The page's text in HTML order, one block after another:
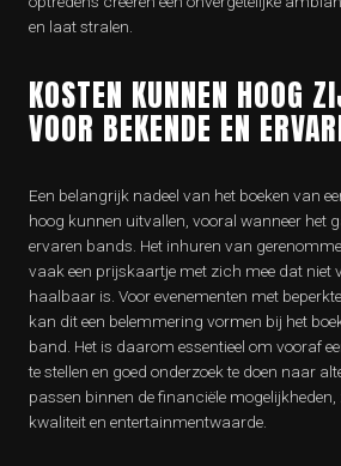
en laat stralen.
KOSTEN KUNNEN HOOG
VOOR BEKENDE EN
Een belangrijk nadeel van het boeken van
hoog kunnen uitvallen, vooral wanneer het
ervaren bands. Het inhuren van
vaak een prijskaartje met zich mee dat niet
haalbaar is. Voor evenementen met
kan dit een belemmering vormen bij het
band. Het is daarom essentieel om vooraf
te stellen en goed onderzoek te doen naar
passen binnen de financiële mogelijkheden,
kwaliteit en entertainmentwaarde.